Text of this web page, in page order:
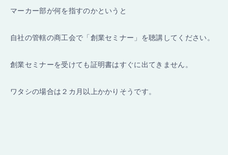
マーカー部が何を指すのかというと
自社の管轄の商工会で「創業セミナー」を聴講してください。
創業セミナーを受けても証明書はすぐに出てきません。
ワタシの場合は２カ月以上かかりそうです。